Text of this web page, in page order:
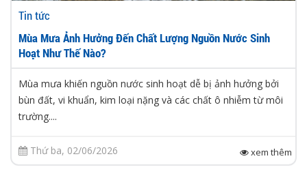
Tin tức
Mùa Mưa Ảnh Hưởng Đến Chất Lượng Nguồn Nước Sinh
Hoạt Như Thế Nào?
Mùa mưa khiến nguồn nước sinh hoạt dễ bị ảnh hưởng bởi
bùn đất, vi khuẩn, kim loại nặng và các chất ô nhiễm từ môi
trường....
Thứ ba, 02/06/2026 xem thêm